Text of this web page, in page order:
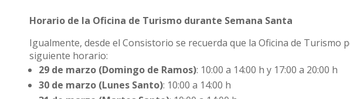
Horario de la Oficina de Turismo durante Semana Santa
Igualmente, desde el Consistorio se recuerda que la Oficina de Turismo
siguiente horario:
29 de marzo (Domingo de Ramos): 10:00 a 14:00 h y 17:00 a 20:00 h
30 de marzo (Lunes Santo): 10:00 a 14:00 h